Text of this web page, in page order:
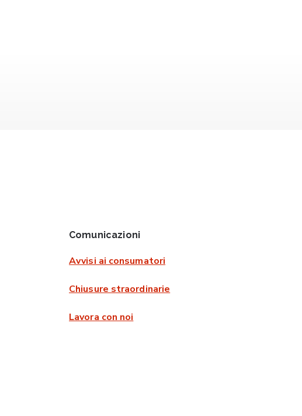
Comunicazioni
Avvisi ai consumatori
Chiusure straordinarie
Lavora con noi